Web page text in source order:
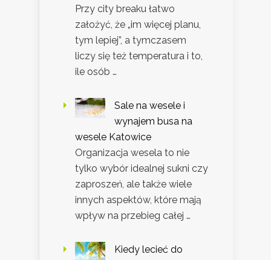
Przy city breaku łatwo
założyć, że „im więcej planu,
tym lepiej”, a tymczasem
liczy się też temperatura i to,
ile osób …
Sale na wesele i
wynajem busa na
wesele Katowice
Organizacja wesela to nie
tylko wybór idealnej sukni czy
zaproszeń, ale także wiele
innych aspektów, które mają
wpływ na przebieg całej …
Kiedy lecieć do